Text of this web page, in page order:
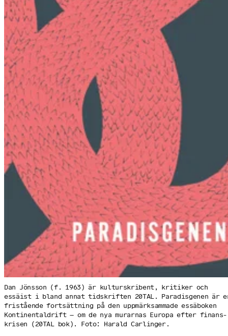
Dan Jönsson (f. 1963) är kulturskribent, kritiker och
essäist i bland annat tid­skriften 20­TAL. Paradis­genen är
fri­stående fort­sättning på den upp­märk­sammade essä­boken
Kontinental­drift – om de nya murarnas Europa efter finans­
krisen (20TAL bok). Foto: Harald Carlinger.